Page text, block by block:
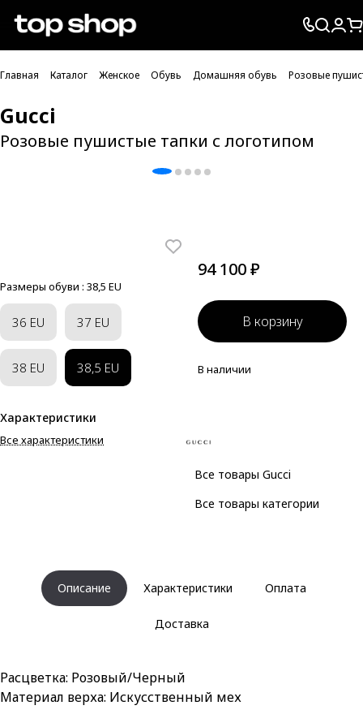
Проверка хлебных крошек
Главная Каталог Женское Обувь Домашняя обувь Розовые
Gucci
Розовые пушистые тапки с логотипом
Размеры обуви : 38,5 EU
36 EU 37 EU
38 EU 38,5 EU
Характеристики
Все характеристики
94 100 ₽
В корзину
В наличии
Все товары Gucci
Все товары категории
Описание Характеристики Оплата
Доставка
Расцветка: Розовый/Черный
Материал верха: Искусственный мех